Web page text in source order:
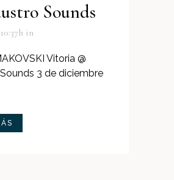
Sounds
in
Vitoria @
3 de diciembre